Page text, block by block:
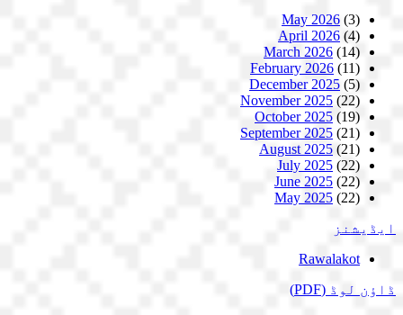
May 2026 (3)
April 2026 (4)
March 2026 (14)
February 2026 (11)
December 2025 (5)
November 2025 (22)
October 2025 (19)
September 2025 (21)
August 2025 (21)
July 2025 (22)
June 2025 (22)
May 2025 (22)
ایڈیشنز
Rawalakot
ڈاؤن لوڈ (PDF)